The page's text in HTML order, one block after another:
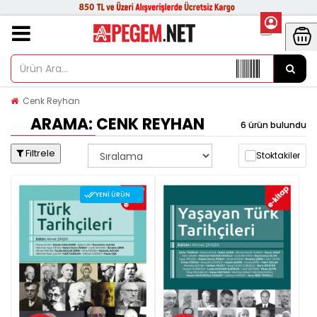
Cenk Reyhan
ARAMA: CENK REYHAN 6 ürün bulundu
Filtrele Stoktakiler
YENI ÜRÜN